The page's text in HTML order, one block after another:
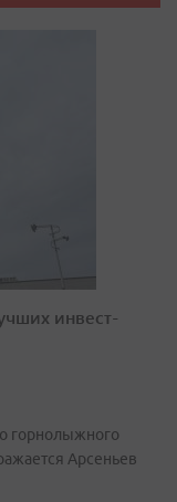
инвест-
горнолыжного
Арсеньев